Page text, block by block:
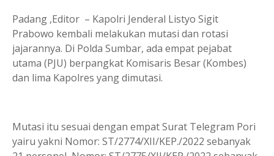
Padang ,Editor – Kapolri Jenderal Listyo Sigit
Prabowo kembali me­lakukan mutasi dan rotasi
jajarannya. Di Polda Sumbar, ada empat pejabat
utama (PJU) berpangkat Komisaris Besar (Kombes)
dan lima Kapolres yang dimutasi.
Mutasi itu sesuai dengan empat Surat Telegram Pori
yairu yakni Nomor: ST/2774/XII/KEP./2022 sebanyak